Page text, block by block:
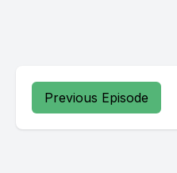
Previous Episode